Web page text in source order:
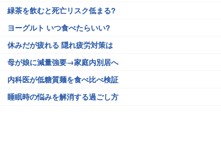
緑茶を飲むと死亡リスク低まる?
ヨーグルト いつ食べたらいい?
休みだが疲れる 隠れ疲労対策は
母が娘に減量強要→家庭内別居へ
内科医が低糖質麺を食べ比べ検証
睡眠時の悩みを解消する過ごし方